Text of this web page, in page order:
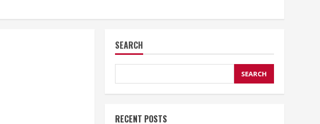
SEARCH
SEARCH
RECENT POSTS